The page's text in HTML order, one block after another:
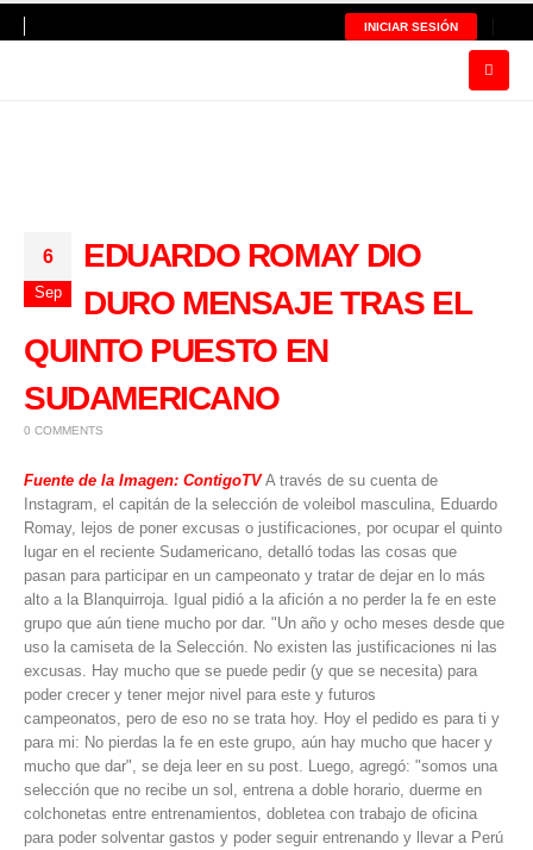
INICIAR SESIÓN
6
Sep
EDUARDO ROMAY DIO
DURO MENSAJE TRAS EL
QUINTO PUESTO EN
SUDAMERICANO
0 COMMENTS
Fuente de la Imagen: ContigoTVA través de su cuenta de
Instagram, el capitán de la selección de voleibol masculina, Eduardo
Romay, lejos de poner excusas o justificaciones, por ocupar el quinto
lugar en el reciente Sudamericano, detalló todas las cosas que
pasan para participar en un campeonato y tratar de dejar en lo más
alto a la Blanquirroja. Igual pidió a la afición a no perder la fe en este
grupo que aún tiene mucho por dar. "Un año y ocho meses desde que
uso la camiseta de la Selección. No existen las justificaciones ni las
excusas. Hay mucho que se puede pedir (y que se necesita) para
poder crecer y tener mejor nivel para este y futuros
campeonatos, pero de eso no se trata hoy. Hoy el pedido es para ti y
para mi: No pierdas la fe en este grupo, aún hay mucho que hacer y
mucho que dar", se deja leer en su post. Luego, agregó: "somos una
selección que no recibe un sol, entrena a doble horario, duerme en
colchonetas entre entrenamientos, dobletea con trabajo de oficina
para poder solventar gastos y poder seguir entrenando y llevar a Perú